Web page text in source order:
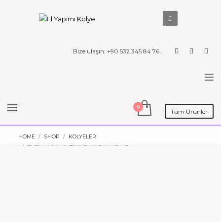
Bize ulaşın: +90 532 345 84 76
Tüm Ürünler
HOME SHOP
KOLYELER
TURMALINLI AYTAŞI EL YAPIMI KOLYE